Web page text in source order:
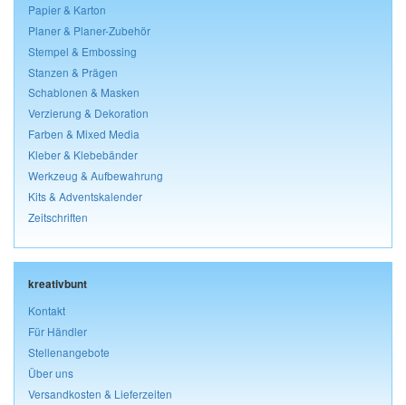
Papier & Karton
Planer & Planer-Zubehör
Stempel & Embossing
Stanzen & Prägen
Schablonen & Masken
Verzierung & Dekoration
Farben & Mixed Media
Kleber & Klebebänder
Werkzeug & Aufbewahrung
Kits & Adventskalender
Zeitschriften
kreativbunt
Kontakt
Für Händler
Stellenangebote
Über uns
Versandkosten & Lieferzeiten